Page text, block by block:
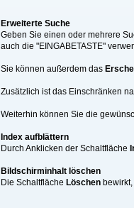
Erweiterte Suche
Geben Sie einen oder mehrere
auch die "EINGABETASTE"
Sie können außerdem das
Zusätzlich ist das Einschränken
Weiterhin können Sie die
Index aufblättern
Durch Anklicken der Schaltfläche
Bildschirminhalt löschen
Die Schaltfläche Löschen